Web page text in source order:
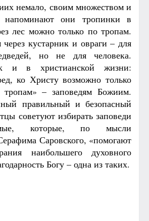
немало, своим множеством и
напоминают они тропинки в
лес можно только по тропам.
кустарник и овраги – для
но не для человека.
и в христианской жизни:
ко Христу возможно только
– заповедям Божиим.
правильный и безопасный
советуют избирать заповеди
которые, по мысли
Саровского, «помогают
наибольшего духовного
Богу – одна из таких.